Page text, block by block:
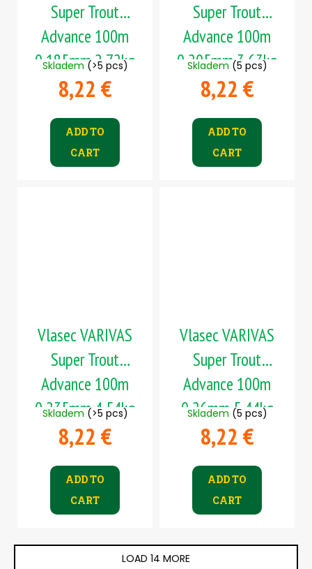
Super Trout
Advance 100m
0,185mm 2,72kg
Skladem (>5 pcs)
8,22 €
ADD TO
CART
Super Trout
Advance 100m
0,205mm 3,63kg
Skladem (5 pcs)
8,22 €
ADD TO
CART
Vlasec VARIVAS
Super Trout
Advance 100m
0,235mm 4,54kg
Skladem (>5 pcs)
8,22 €
ADD TO
CART
Vlasec VARIVAS
Super Trout
Advance 100m
0,26mm 5,44kg
Skladem (5 pcs)
8,22 €
ADD TO
CART
LOAD 14 MORE